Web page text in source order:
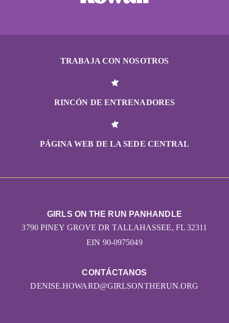
TRABAJA CON NOSOTROS
RINCÓN DE ENTRENADORES
PÁGINA WEB DE LA SEDE CENTRAL
CONTÁCTANOS
DENISE.HOWARD@GIRLSONTHERUN.ORG
GIRLS ON THE RUN PANHANDLE
3790 PINEY GROVE DR TALLAHASSEE, FL 32311
EIN 90-0975049